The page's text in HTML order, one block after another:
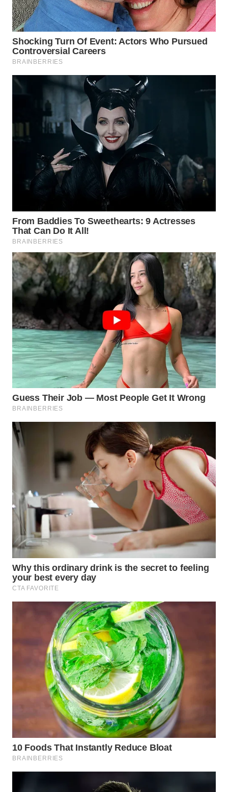
WN
LIKUPANG
WN
BORNEO
Media
WAHANA
NEWS
WAHANA
TANI
ADVOKAT
WAHANA
INFRASTRUKTUR
WAHANA
KONSUMEN
WAHANA
LISTRIK
WAHANA
TRAVEL
WAHANA
WAHANANEWS
WAHANANEWS
CO ID
WAHANANEWS
NET
WAHANA
SPORT
UMKM
WAHANA
SELEB
WAHANA
OTOMOTIF